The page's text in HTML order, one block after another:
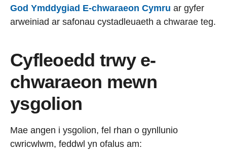
God Ymddygiad E-chwaraeon Cymru ar gyfer
arweiniad ar safonau cystadleuaeth a chwarae teg.
Cyfleoedd trwy e-
chwaraeon mewn
ysgolion
Mae angen i ysgolion, fel rhan o gynllunio
cwricwlwm, feddwl yn ofalus am: